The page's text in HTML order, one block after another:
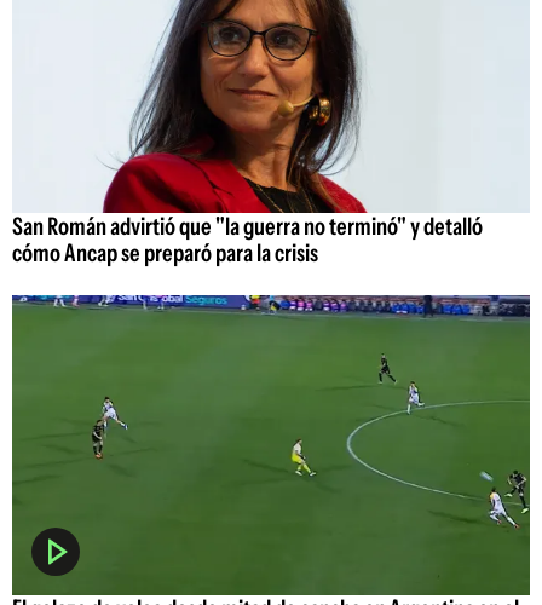
San Román advirtió que "la guerra no terminó" y detalló
cómo Ancap se preparó para la crisis